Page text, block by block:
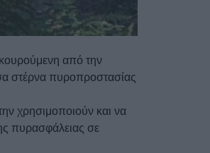
από την
στέρνα πυροπροστασίας
χρησιμοποιούν και να
πυρασφάλειας σε